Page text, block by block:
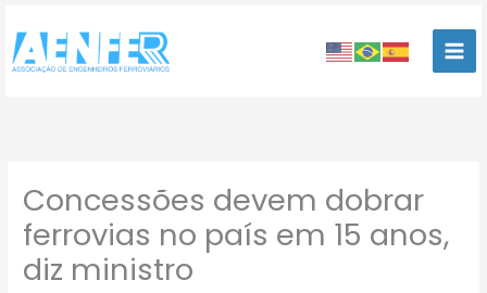
para
conteúdo
Concessões devem dobrar
ferrovias no país em 15 anos,
diz ministro